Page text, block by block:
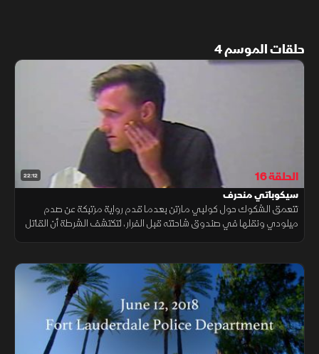
حلقات الموسم 4
22:12 الحلقة 16
سيكوباتي منحرف
تتعمق الشكوك حول كولبي مارتن بعدما قدم رواية مرتبكة عن صدم
ميلودي ونقلها في صندوق شاحنته قبل الفرار، لتكتشف الشرطة أن القاتل